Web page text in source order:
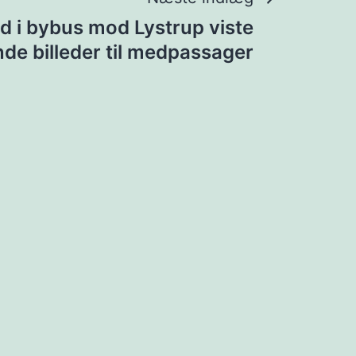
i bybus mod Lystrup viste
billeder til medpassager